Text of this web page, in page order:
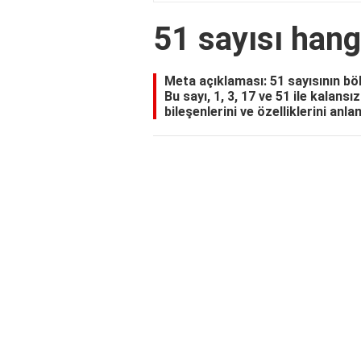
51 sayısı
Meta açıklaması: 51
Bu sayı, 1, 3, 17 ve 51 ile
bileşenlerini ve özelliklerini